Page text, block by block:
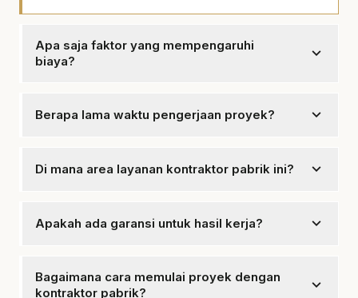
Apa saja faktor yang mempengaruhi
biaya?
expand_more
ukuran proyek, dan waktu pengerjaan.
Berapa lama waktu pengerjaan proyek? expand_more
kompleksitas proyek, bisa berkisar antara beberapa
minggu hingga beberapa bulan.
Di mana area layanan kontraktor pabrik ini? expand_more
Apakah ada garansi untuk hasil kerja? expand_more
kesepakatan awal.
Bagaimana cara memulai proyek dengan
kontraktor pabrik?
expand_more